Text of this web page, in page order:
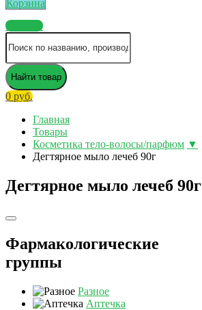
Корзина
Каталог
Найти товар
0 руб.
Главная
Товары
Косметика тело-волосы/парфюм ▼
Дегтярное мыло лечеб 90г
Дегтярное мыло лечеб 90г
Фармакологические
группы
Разное
Аптечка